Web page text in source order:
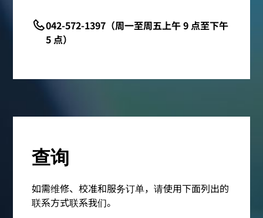
042-572-1397（周一至周五上午 9 点至下午
5 点）
查询
如需维修、校准和服务订单，请使用下面列出的
联系方式联系我们。